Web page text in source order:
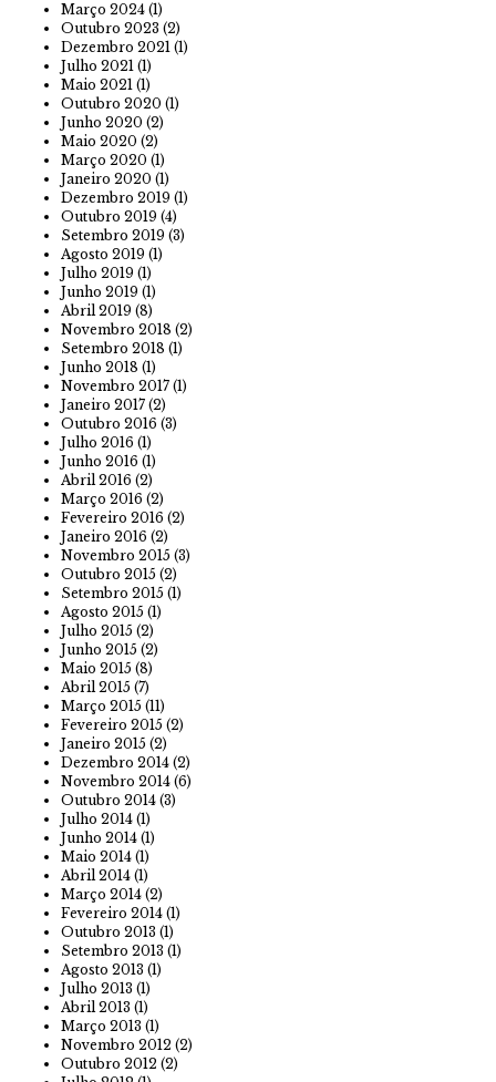
Março 2024 (1)
Outubro 2023 (2)
Dezembro 2021 (1)
Julho 2021 (1)
Maio 2021 (1)
Outubro 2020 (1)
Junho 2020 (2)
Maio 2020 (2)
Março 2020 (1)
Janeiro 2020 (1)
Dezembro 2019 (1)
Outubro 2019 (4)
Setembro 2019 (3)
Agosto 2019 (1)
Julho 2019 (1)
Junho 2019 (1)
Abril 2019 (8)
Novembro 2018 (2)
Setembro 2018 (1)
Junho 2018 (1)
Novembro 2017 (1)
Janeiro 2017 (2)
Outubro 2016 (3)
Julho 2016 (1)
Junho 2016 (1)
Abril 2016 (2)
Março 2016 (2)
Fevereiro 2016 (2)
Janeiro 2016 (2)
Novembro 2015 (3)
Outubro 2015 (2)
Setembro 2015 (1)
Agosto 2015 (1)
Julho 2015 (2)
Junho 2015 (2)
Maio 2015 (8)
Abril 2015 (7)
Março 2015 (11)
Fevereiro 2015 (2)
Janeiro 2015 (2)
Dezembro 2014 (2)
Novembro 2014 (6)
Outubro 2014 (3)
Julho 2014 (1)
Junho 2014 (1)
Maio 2014 (1)
Abril 2014 (1)
Março 2014 (2)
Fevereiro 2014 (1)
Outubro 2013 (1)
Setembro 2013 (1)
Agosto 2013 (1)
Julho 2013 (1)
Abril 2013 (1)
Março 2013 (1)
Novembro 2012 (2)
Outubro 2012 (2)